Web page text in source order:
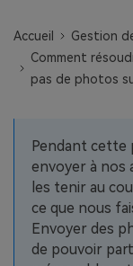
Accueil
Gestion
Comment
pas de photos
Pendant cette
envoyer à nos
les tenir au
ce que nous
Envoyer des
de pouvoir